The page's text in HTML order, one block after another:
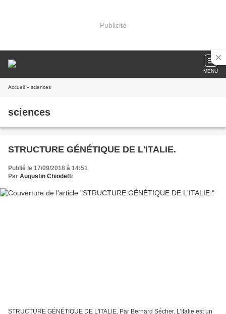
Publicité
MENU
Accueil » sciences
sciences
STRUCTURE GÉNÉTIQUE DE L'ITALIE.
Publié le 17/09/2018 à 14:51
Par Augustin Chiodetti
STRUCTURE GÉNÉTIQUE DE L'ITALIE. Par Bernard Sécher. L'Italie est un